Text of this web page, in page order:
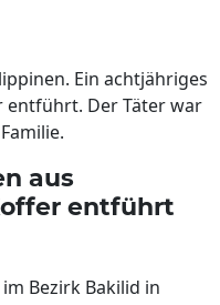
Ein achtjähriges
entführt. Der Täter war
aus
entführt
Bezirk Bakilid in